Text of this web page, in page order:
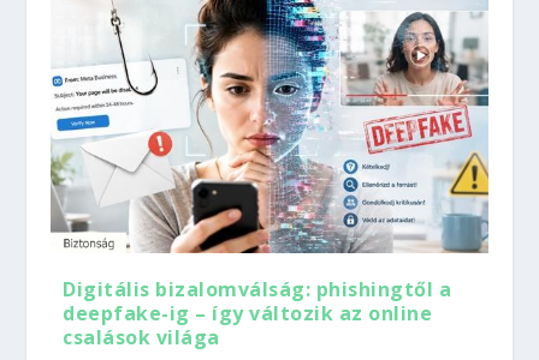
Digitális bizalomválság: phishingtől a
deepfake-ig – így változik az online
csalások világa